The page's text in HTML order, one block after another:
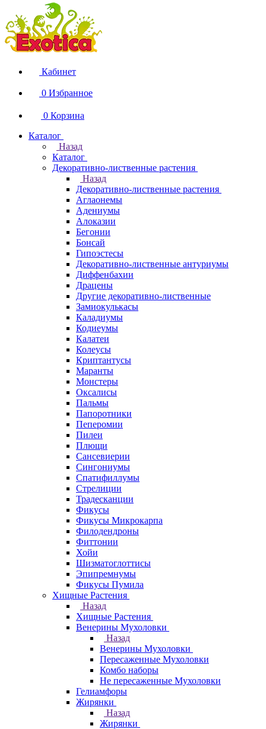
Кабинет
0 Избранное
0 Корзина
Каталог
Назад
Каталог
Декоративно-лиственные растения
Назад
Декоративно-лиственные растения
Аглаонемы
Адениумы
Алоказии
Бегонии
Бонсай
Гипоэстесы
Декоративно-лиственные антуриумы
Диффенбахии
Драцены
Другие декоративно-лиственные
Замиокулькасы
Каладиумы
Кодиеумы
Калатеи
Колеусы
Криптантусы
Маранты
Монстеры
Оксалисы
Пальмы
Папоротники
Пеперомии
Пилеи
Плющи
Сансевиерии
Сингониумы
Спатифиллумы
Стрелиции
Традесканции
Фикусы
Фикусы Микрокарпа
Филодендроны
Фиттонии
Хойи
Шизматоглоттисы
Эпипремнумы
Фикусы Пумила
Хищные Растения
Назад
Хищные Растения
Венерины Мухоловки
Назад
Венерины Мухоловки
Пересаженные Мухоловки
Комбо наборы
Не пересаженные Мухоловки
Гелиамфоры
Жирянки
Назад
Жирянки